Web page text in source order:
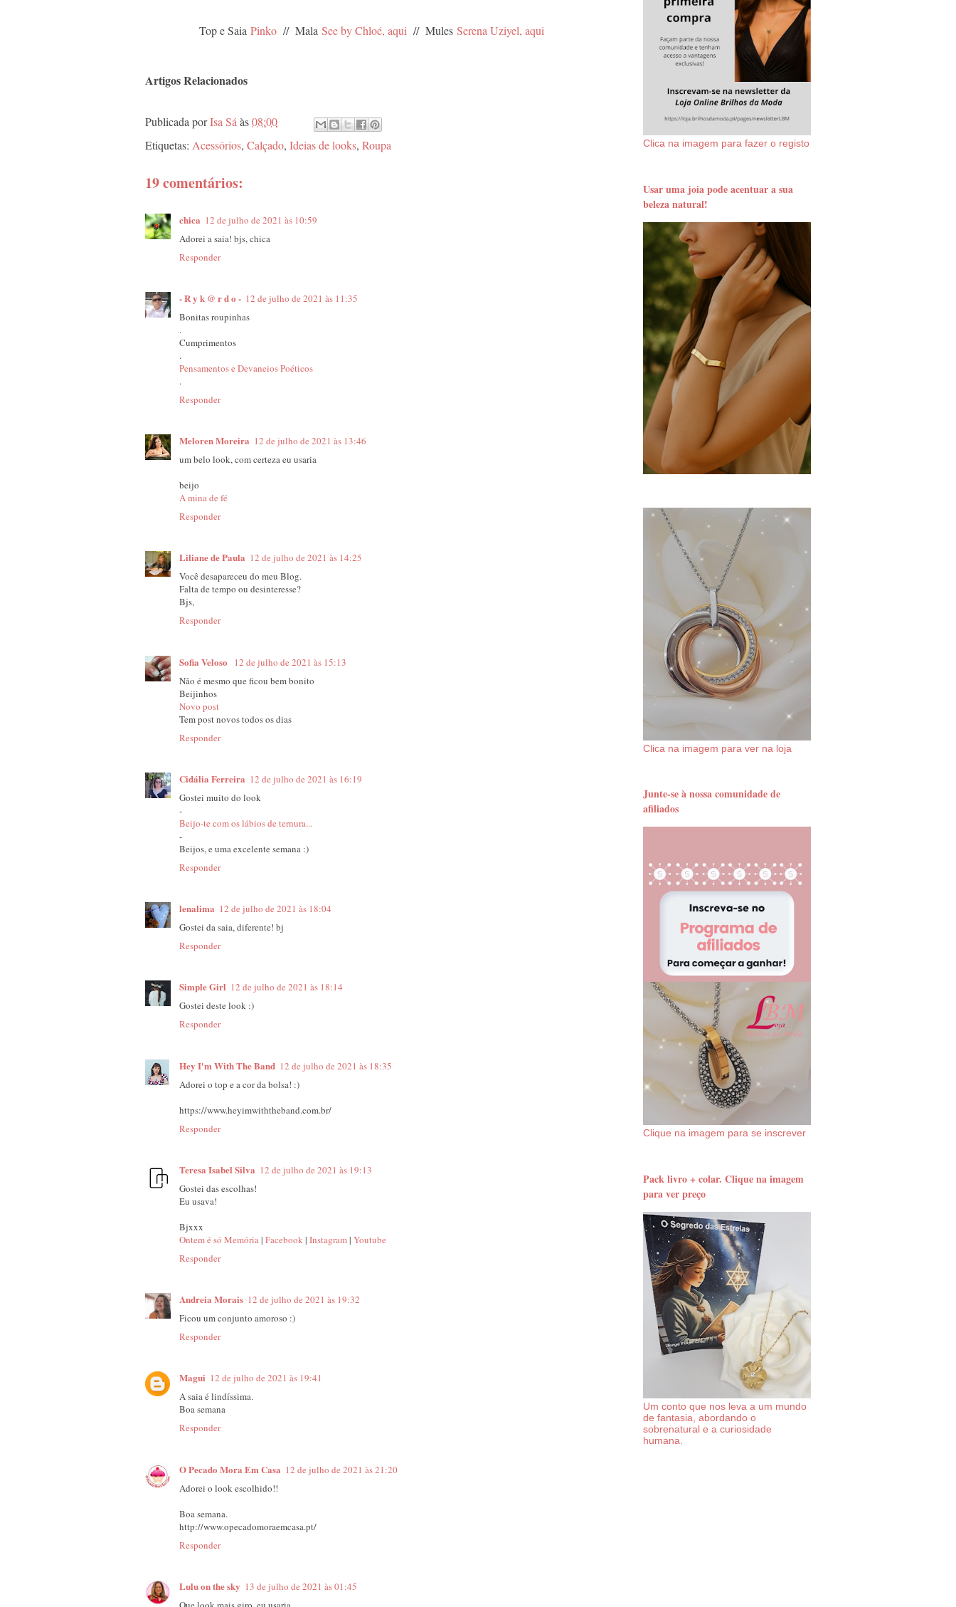
Top e Saia Pinko// Mala See by Chloé, aqui // Mules Serena Uziyel, aqui
Artigos Relacionados
Publicada porIsa Sá às08:00
Etiquetas: Acessórios, Calçado, Ideias de looks, Roupa
19 comentários:
chica 12 de julho de 2021 às 10:59
Adorei a saia! bjs, chica
Responder
- R y k @ r d o - 12 de julho de 2021 às 11:35
Bonitas roupinhas
.
Cumprimentos
.
Pensamentos e Devaneios Poéticos
.
Responder
Meloren Moreira 12 de julho de 2021 às 13:46
um belo look, com certeza eu usaria
beijo
A mina de fé
Responder
Liliane de Paula 12 de julho de 2021 às 14:25
Você desapareceu do meu Blog.
Falta de tempo ou desinteresse?
Bjs,
Responder
Sofia Veloso
12 de julho de 2021 às 15:13
Não é mesmo que ficou bem bonito
Beijinhos
Novo post
Tem post novos todos os dias
Responder
Cidália Ferreira 12 de julho de 2021 às 16:19
Gostei muito do look
-
Beijo-te com os lábios de ternura...
-
Beijos, e uma excelente semana :)
Responder
lenalima 12 de julho de 2021 às 18:04
Gostei da saia, diferente! bj
Responder
Simple Girl 12 de julho de 2021 às 18:14
Gostei deste look :)
Responder
Hey I'm With The Band 12 de julho de 2021 às 18:35
Adorei o top e a cor da bolsa! :)
https://www.heyimwiththeband.com.br/
Responder
Teresa Isabel Silva 12 de julho de 2021 às 19:13
Gostei das escolhas!
Eu usava!
Bjxxx
Ontem é só Memória| Facebook| Instagram| Youtube
Responder
Andreia Morais 12 de julho de 2021 às 19:32
Ficou um conjunto amoroso :)
Responder
Magui 12 de julho de 2021 às 19:41
A saia é lindíssima.
Boa semana
Responder
O Pecado Mora Em Casa 12 de julho de 2021 às 21:20
Adorei o look escolhido!!
Boa semana.
http://www.opecadomoraemcasa.pt/
Responder
Lulu on the sky 13 de julho de 2021 às 01:45
Clica na imagem para fazer o registo
Usar uma joia pode acentuar a sua
beleza natural!
Clica na imagem para ver na loja
Junte-se à nossa comunidade de
afiliados
Clique na imagem para se inscrever
Pack livro + colar. Clique na imagem
para ver preço
Um conto que nos leva a um mundo
de fantasia, abordando o
sobrenatural e a curiosidade
humana.